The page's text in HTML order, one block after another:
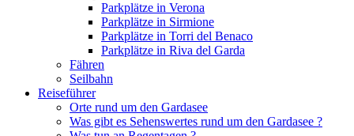
Parkplätze in Verona
Parkplätze in Sirmione
Parkplätze in Torri del Benaco
Parkplätze in Riva del Garda
Fähren
Seilbahn
Reiseführer
Orte rund um den Gardasee
Was gibt es Sehenswertes rund um den Gardasee ?